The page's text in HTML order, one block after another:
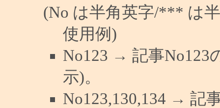
(No は半角英字/*** は
使用例)
No123 → 記事No123
示)。
No123,130,134 → 記